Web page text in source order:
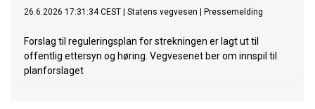
26.6.2026 17:31:34 CEST Statens vegvesen Pressemelding
Forslag til reguleringsplan for strekningen er lagt ut til
offentlig ettersyn og høring. Vegvesenet ber om innspil til
planforslaget